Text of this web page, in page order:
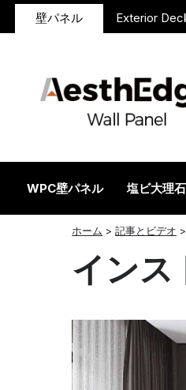
壁パネル Exterior
WPC壁パネル 塩ビ大理
ホーム >記事とビデオ >
ツイッター
フェイスブック
リンクトイン
レッドデ
イン
インス